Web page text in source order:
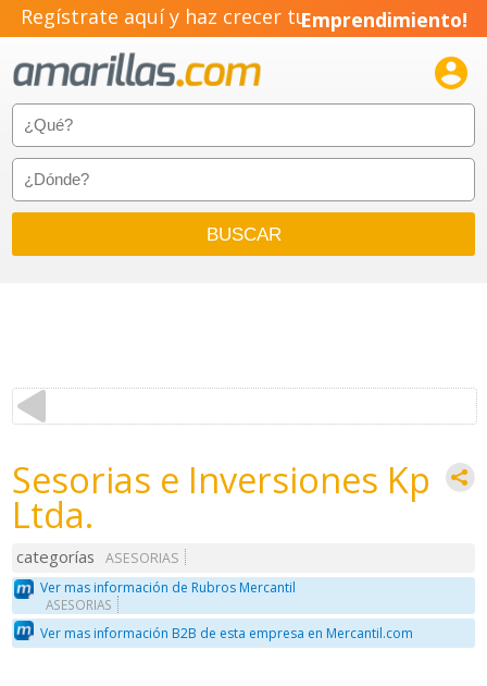
Regístrate aquí y haz crecer tuEmprendimiento!

Sesorias e Inversiones Kp
Ltda.
categorías
ASESORIAS
Ver mas información de Rubros Mercantil
ASESORIAS
Ver mas información B2B de esta empresa en Mercantil.com